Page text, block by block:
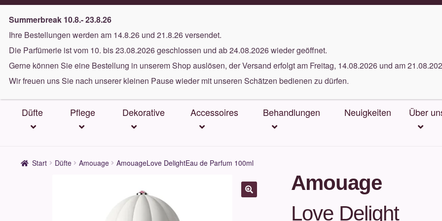
Gratis Versand ab 40€ 5 gratis Proben bei jeder Bestellung
Navigation
springen
Inhalt
springen
Düfte Pflege Dekorative Accessoires Behandlungen Neuigkeiten Über
Start Düfte Amouage AmouageLove DelightEau de Parfum 100ml
Amouage
Love Delight
Summerbreak 10.8.- 23.8.26
Ihre Bestellungen werden am 14.8.26 und 21.8.26 versendet.
Die Parfümerie ist vom 10. bis 23.08.2026 geschlossen und ab 24.08.2026 wieder geöffnet.
Gerne können Sie eine Bestellung in unserem Shop auslösen, der Versand erfolgt am Freitag, 14.08.2026 und am
Wir freuen uns Sie nach unserer kleinen Pause wieder mit unseren Schätzen bedienen zu dürfen.